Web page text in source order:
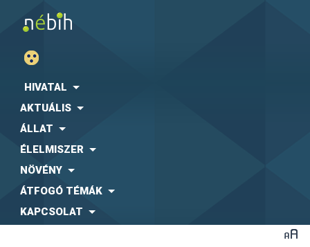
HIVATAL
AKTUÁLIS
ÁLLAT
ÉLELMISZER
NÖVÉNY
ÁTFOGÓ TÉMÁK
KAPCSOLAT